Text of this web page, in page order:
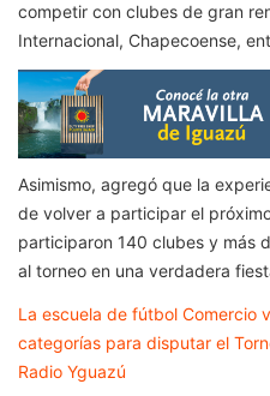
competir con clubes de gran
Internacional, Chapecoense,
Asimismo, agregó que la
de volver a participar el
participaron 140 clubes y más
al torneo en una verdadera
La escuela de fútbol Comercio
categorías para disputar el
Radio Yguazú